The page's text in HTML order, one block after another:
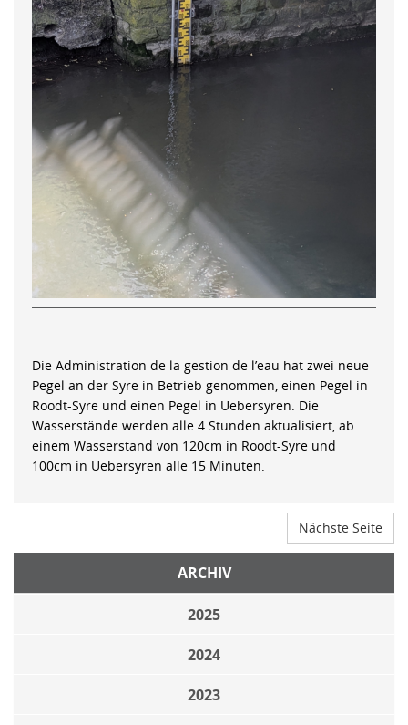
Die Administration de la gestion de l’eau hat zwei neue
Pegel an der Syre in Betrieb genommen, einen Pegel in
Roodt-Syre und einen Pegel in Uebersyren. Die
Wasserstände werden alle 4 Stunden aktualisiert, ab
einem Wasserstand von 120cm in Roodt-Syre und
100cm in Uebersyren alle 15 Minuten.
Nächste Seite
ARCHIV
2025
2024
2023